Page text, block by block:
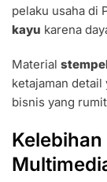
pelaku usaha di
kayu karena
Material
ketajaman
bisnis yang